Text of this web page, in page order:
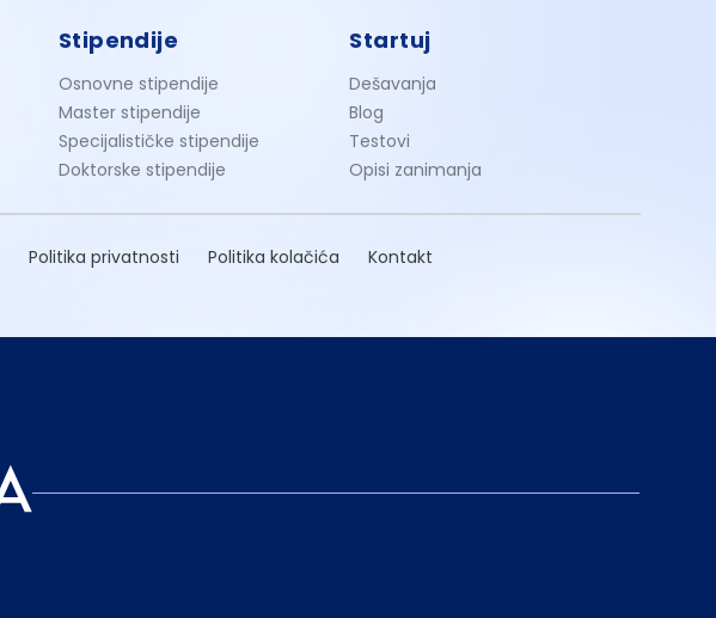
Stipendije
Osnovne stipendije
Master stipendije
Specijalističke stipendije
Doktorske stipendije
Startuj
Dešavanja
Blog
Testovi
Opisi zanimanja
Politika privatnosti Politika kolačića Kontakt